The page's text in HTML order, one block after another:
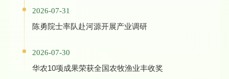
2026-07-31
陈勇院士率队赴河源开展产业调研
2026-07-30
华农10项成果荣获全国农牧渔业丰收奖